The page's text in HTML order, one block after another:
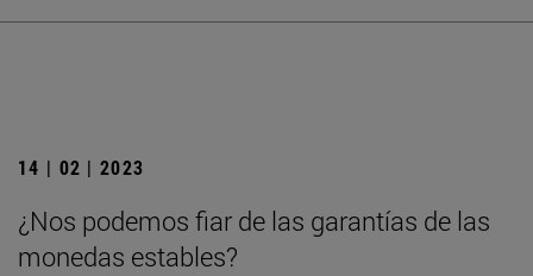
14 | 02 | 2023
¿Nos podemos fiar de las garantías de las
monedas estables?